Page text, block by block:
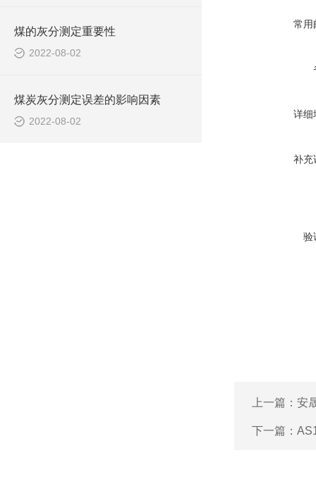
煤的灰分测定重要性
2022-08-02
煤炭灰分测定误差的影响因素
2022-08-02
常用
详细
补充
验
上一篇： 安
下一篇：